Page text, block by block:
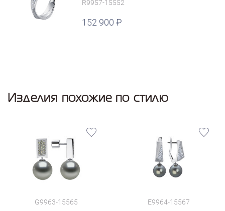
R9957-15552
152 900
Изделия похожие по стилю
G9963-15565 E9964-15567